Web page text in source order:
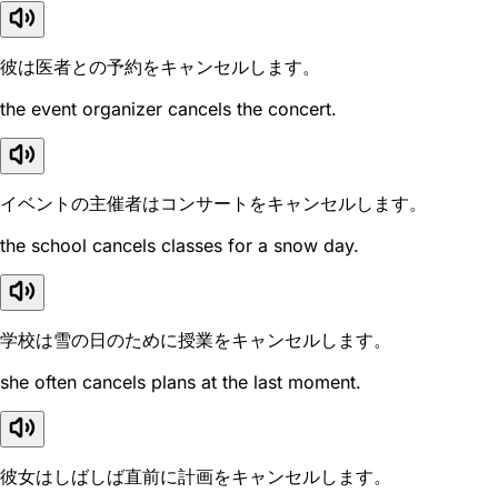
彼は医者との予約をキャンセルします。
the event organizer cancels the concert.
イベントの主催者はコンサートをキャンセルします。
the school cancels classes for a snow day.
学校は雪の日のために授業をキャンセルします。
she often cancels plans at the last moment.
彼女はしばしば直前に計画をキャンセルします。